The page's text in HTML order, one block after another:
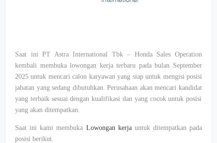
Saat iniPT Astra International Tbk– Honda Sales Operation
kembali membuka lowongan kerja terbaru padabulan September
2025untuk mencari calon karyawanyang siap untuk mengisi posisi
jabatan yangsedang dibutuhkan. Perusahaan akan mencari kandidat
yang terbaik sesuai dengan kualifikasi dan yang cocok untuk posisi
yang akan ditempatkan.
Saat ini kamimembuka Lowongan kerja untuk ditempatkanpada
posisi berikut.